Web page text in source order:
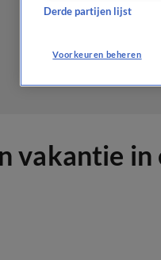
vakantie in
Derde partijen lijst
Voorkeuren beheren